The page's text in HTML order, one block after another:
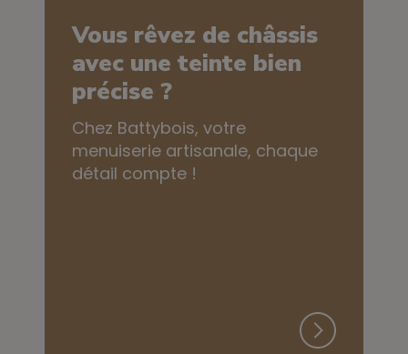
Vous rêvez de châssis
avec une teinte bien
précise ?
Chez Battybois, votre
menuiserie artisanale, chaque
détail compte !